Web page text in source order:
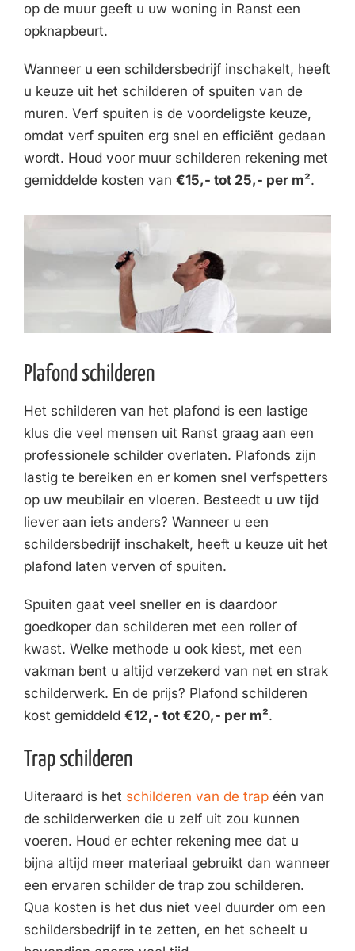
op de muur geeft u uw woning in Ranst een
opknapbeurt.
Wanneer u een schildersbedrijf inschakelt, heeft
u keuze uit het schilderen of spuiten van de
muren. Verf spuiten is de voordeligste keuze,
omdat verf spuiten erg snel en efficiënt gedaan
wordt. Houd voor muur schilderen rekening met
gemiddelde kosten van €15,- tot 25,- per m².
Plafond schilderen
Het schilderen van het plafond is een lastige
klus die veel mensen uit Ranst graag aan een
professionele schilder overlaten. Plafonds zijn
lastig te bereiken en er komen snel verfspetters
op uw meubilair en vloeren. Besteedt u uw tijd
liever aan iets anders? Wanneer u een
schildersbedrijf inschakelt, heeft u keuze uit het
plafond laten verven of spuiten.
Spuiten gaat veel sneller en is daardoor
goedkoper dan schilderen met een roller of
kwast. Welke methode u ook kiest, met een
vakman bent u altijd verzekerd van net en strak
schilderwerk. En de prijs? Plafond schilderen
kost gemiddeld €12,- tot €20,- per m².
Trap schilderen
Uiteraard is het schilderen van de trap één van
de schilderwerken die u zelf uit zou kunnen
voeren. Houd er echter rekening mee dat u
bijna altijd meer materiaal gebruikt dan wanneer
een ervaren schilder de trap zou schilderen.
Qua kosten is het dus niet veel duurder om een
schildersbedrijf in te zetten, en het scheelt u